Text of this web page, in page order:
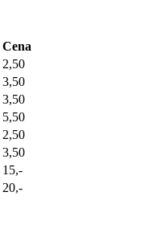
Cena
2,50
3,50
3,50
5,50
2,50
3,50
15,-
20,-